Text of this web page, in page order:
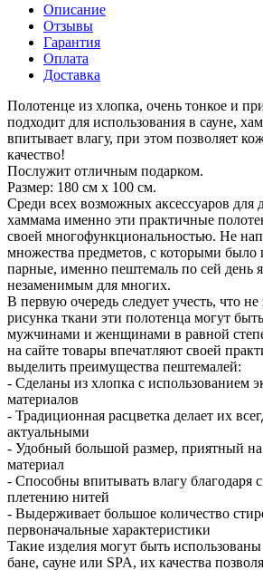
Описание
Отзывы
Гарантия
Оплата
Доставка
Полотенце из хлопка, очень тонкое и
подходит для использования в сауне,
впитывает влагу, при этом позволяет
качество!
Послужит отличным подарком.
Размер: 180 см х 100 см.
Среди всех возможных аксессуаров для
хаммама именно эти практичные
своей многофункциональностью. Не
множества предметов, с которыми было
парные, именно пештемаль по сей день
незаменимым для многих.
В первую очередь следует учесть, что
рисунка ткани эти полотенца могут
мужчинами и женщинами в равной
на сайте товары впечатляют своей
выделить преимущества пештемалей:
- Сделаны из хлопка с использованием
материалов
- Традиционная расцветка делает их
актуальными
- Удобный большой размер, приятный
материал
- Способны впитывать влагу благодаря
плетению нитей
- Выдерживает большое количество
первоначальные
Такие изделия могут быть
бане, сауне или SPA, их качества